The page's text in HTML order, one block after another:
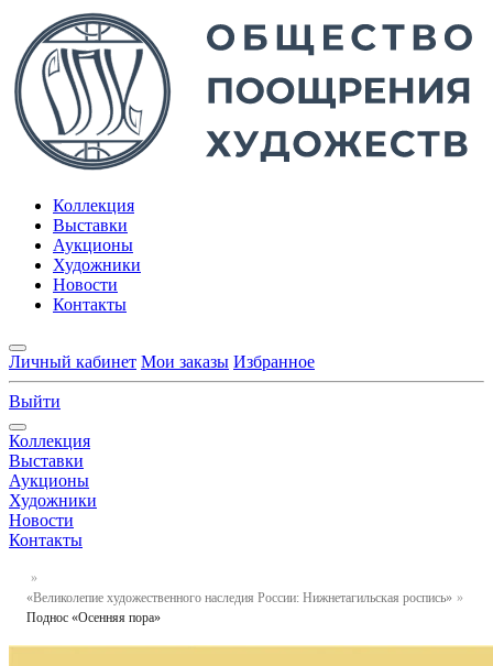
Коллекция
Выставки
Аукционы
Художники
Новости
Контакты
Личный кабинет Мои заказы Избранное
Выйти
Коллекция
Выставки
Аукционы
Художники
Новости
Контакты
«Великолепие художественного наследия России: Нижнетагильская роспись»
Поднос «Осенняя пора»